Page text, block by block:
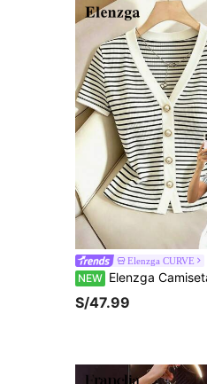
Elenzga CURVE
NEW Elenzga Camiseta de manga corta casual versátil de uso diario con cuello
S/47.99